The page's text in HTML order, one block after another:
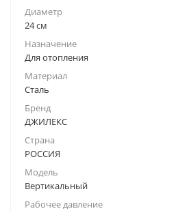
Диаметр
24 см
Назначение
Для отопления
Материал
Сталь
Бренд
ДЖИЛЕКС
Страна
РОССИЯ
Модель
Вертикальный
Рабочее давление